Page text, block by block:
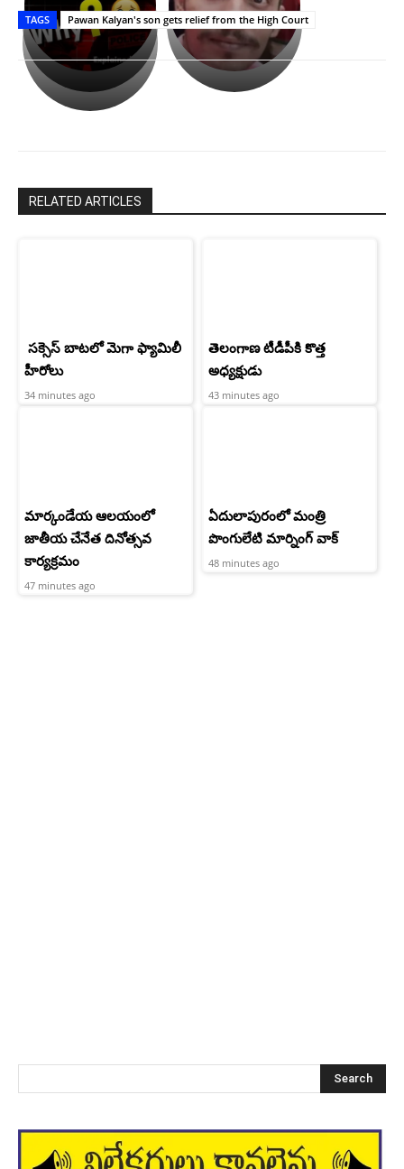
తీర్థం..తులసీదళం
లేకుండా
అసంపూర్ణం
పాన్
ఇండియా
స్టార్
హీరోయిన్‏గా
శ్రీనిధి
భర్తపై
రివెంజ్
తీర్చుకున్న
ఉపాసన..
పాపం
రామ్
TAGS Pawan Kalyan's son gets relief from the High Court
RELATED ARTICLES
సక్సెస్ బాటలో మెగా ఫ్యామిలీ
హీరోలు
34 minutes ago
తెలంగాణ టీడీపీకి కొత్త
అధ్యక్షుడు
43 minutes ago
మార్కండేయ ఆలయంలో
జాతీయ చేనేత దినోత్సవ
కార్యక్రమం
47 minutes ago
ఏదులాపురంలో మంత్రి
పొంగులేటి మార్నింగ్ వాక్
48 minutes ago
Search